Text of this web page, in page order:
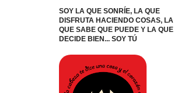
SOY LA QUE SONRÍE, LA QUE
DISFRUTA HACIENDO COSAS, LA
QUE SABE QUE PUEDE Y LA QUE
DECIDE BIEN... SOY TÚ